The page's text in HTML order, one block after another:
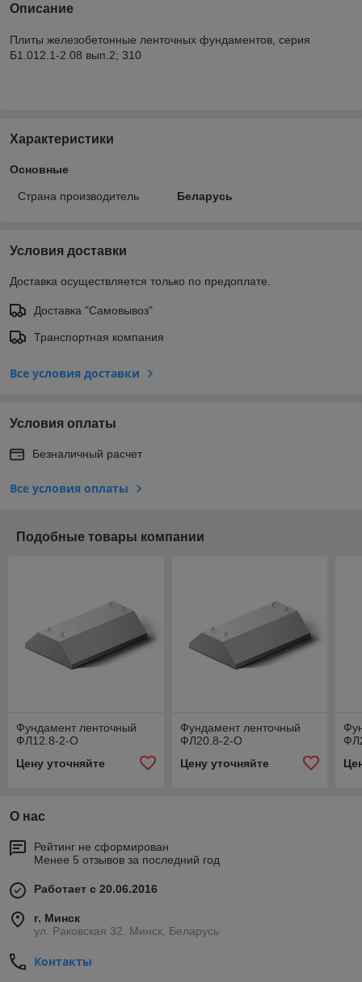
Описание
Плиты железобетонные ленточных фундаментов, серия
Б1.012.1-2.08 вып.2; 310
Характеристики
Основные
Страна производитель Беларусь
Условия доставки
Доставка осуществляется только по предоплате.
Доставка "Самовывоз"
Транспортная компания
Все условия доставки
Условия оплаты
Безналичный расчет
Все условия оплаты
Подобные товары компании
Фундамент ленточный
ФЛ12.8-2-О
Цену уточняйте
Фундамент ленточный
ФЛ20.8-2-О
Цену уточняйте
О нас
Рейтинг не сформирован
Менее 5 отзывов за последний год
Работает с 20.06.2016
г. Минск
ул. Раковская 32, Минск, Беларусь
Контакты